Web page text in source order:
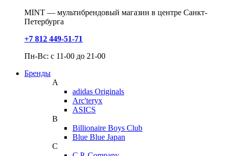
MINT — мультибрендовый магазин в центре Санкт-
Петербурга
+7 812 449-51-71
Пн-Вс: с 11-00 до 21-00
Бренды
A
adidas Originals
Arc'teryx
ASICS
B
Billionaire Boys Club
Blue Blue Japan
C